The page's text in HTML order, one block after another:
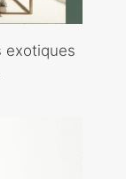
exotiques